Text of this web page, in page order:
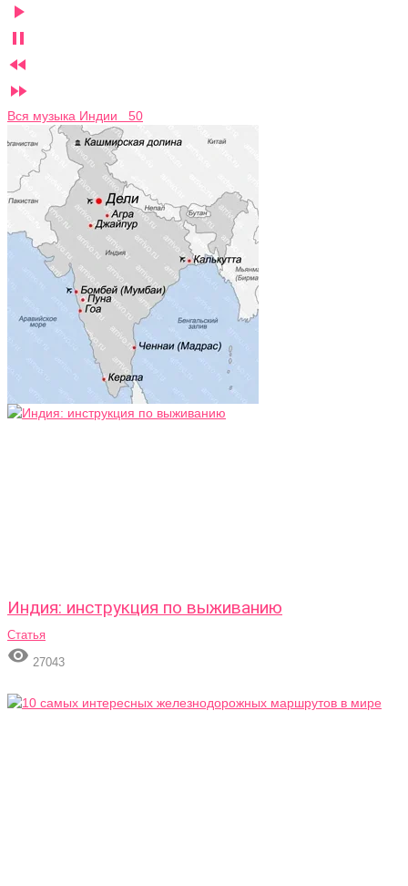




Вся музыка Индии 50
Индия: инструкция по выживанию
Статья
 27043